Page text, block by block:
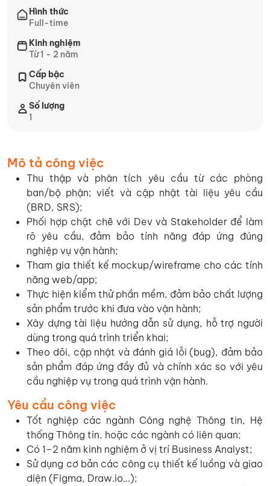
Hình thức
Full-time
Kinh nghiệm
Từ 1 - 2 năm
Cấp bậc
Chuyên viên
Số lượng
1
Mô tả công việc
Thu thập và phân tích yêu cầu từ các phòng
ban/bộ phận; viết và cập nhật tài liệu yêu cầu
(BRD, SRS);
Phối hợp chặt chẽ với Dev và Stakeholder để làm
rõ yêu cầu, đảm bảo tính năng đáp ứng đúng
nghiệp vụ vận hành;
Tham gia thiết kế mockup/wireframe cho các tính
năng web/app;
Thực hiện kiểm thử phần mềm, đảm bảo chất lượng
sản phẩm trước khi đưa vào vận hành;
Xây dựng tài liệu hướng dẫn sử dụng, hỗ trợ người
dùng trong quá trình triển khai;
Theo dõi, cập nhật và đánh giá lỗi (bug), đảm bảo
sản phẩm đáp ứng đầy đủ và chính xác so với yêu
cầu nghiệp vụ trong quá trình vận hành.
Yêu cầu công việc
Tốt nghiệp các ngành Công nghệ Thông tin, Hệ
thống Thông tin, hoặc các ngành có liên quan;
Có 1–2 năm kinh nghiệm ở vị trí Business Analyst;
Sử dụng cơ bản các công cụ thiết kế luồng và giao
diện (Figma, Draw.io…);